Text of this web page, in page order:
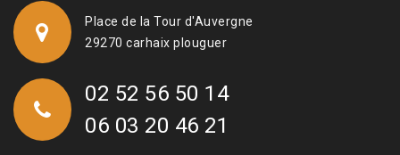
Place de la Tour d'Auvergne
29270 carhaix plouguer
02 52 56 50 14
06 03 20 46 21